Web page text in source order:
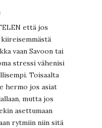
että jos
vaan Savoon tai
stressi vähenisi
Toisaalta
hermo jos asiat
mutta jos
asettumaan
rytmiin niin sitä